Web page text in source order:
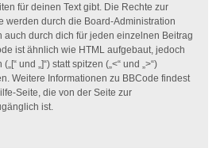
für deinen Text gibt. Die Rechte zur
werden durch die Board-Administration
auch durch dich für jeden einzelnen Beitrag
ist ähnlich wie HTML aufgebaut, jedoch
und „]“) statt spitzen („<“ und „>“)
Weitere Informationen zu BBCode findest
Seite, die von der Seite zur
ist.